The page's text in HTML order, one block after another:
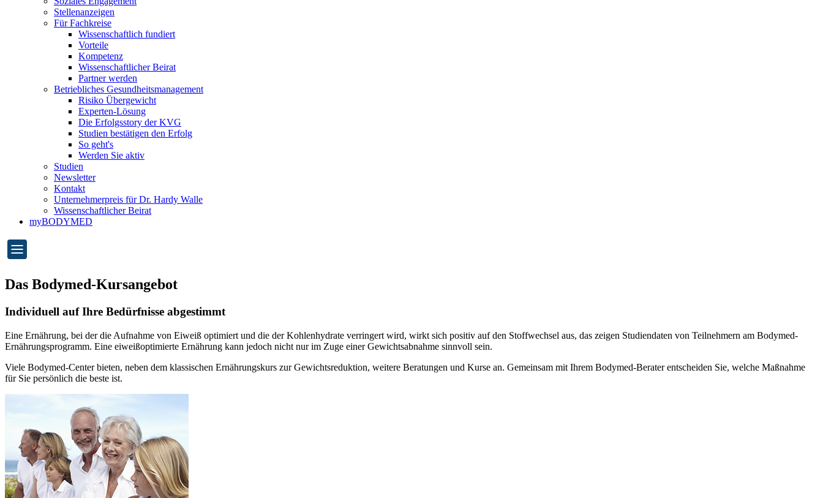
Stellenanzeigen
Für Fachkreise
Wissenschaftlich fundiert
Vorteile
Kompetenz
Wissenschaftlicher Beirat
Partner werden
Betriebliches Gesundheitsmanagement
Risiko Übergewicht
Experten-Lösung
Die Erfolgsstory der KVG
Studien bestätigen den Erfolg
So geht's
Werden Sie aktiv
Studien
Newsletter
Kontakt
Unternehmerpreis für Dr. Hardy Walle
Wissenschaftlicher Beirat
myBODYMED
Das Bodymed-Kursangebot
Individuell auf Ihre Bedürfnisse abgestimmt
Eine Ernährung, bei der die Aufnahme von Eiweiß optimiert und die der Kohlenhydrate verringert wird, wirkt sich positiv auf den Stoffwechsel aus, das zeigen Studiendaten von Teilnehmern am Bodymed-
Ernährungsprogramm. Eine eiweißoptimierte Ernährung kann jedoch nicht nur im Zuge einer Gewichtsabnahme sinnvoll sein.
Viele Bodymed-Center bieten, neben dem klassischen Ernährungskurs zur Gewichtsreduktion, weitere Beratungen und Kurse an. Gemeinsam mit Ihrem Bodymed-Berater entscheiden Sie, welche Maßnahme
für Sie persönlich die beste ist.